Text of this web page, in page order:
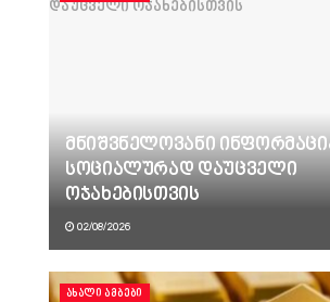
მნიშვნელოვანი
სოციალურად დაუცველი
ოჯახებისთვის
02/08/2026
ᲐᲮᲐᲚᲘ ᲐᲛᲑᲔᲑᲘ